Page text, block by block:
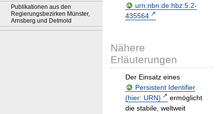
Publikationen aus den
Regierungsbezirken Münster,
Arnsberg und Detmold
urn:nbn:de:hbz:5:2-
435564
Nähere
Erläuterungen
Der Einsatz eines
Persistent Identifier
(hier: URN)
ermöglicht
die stabile, weltweit